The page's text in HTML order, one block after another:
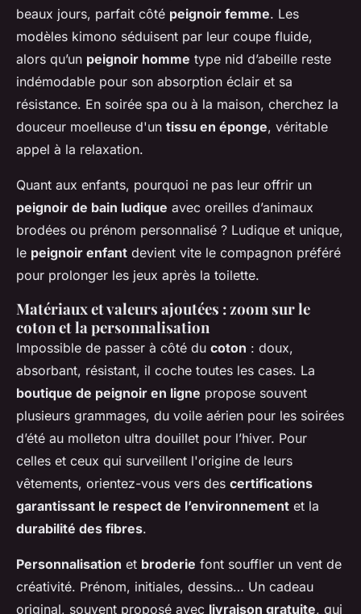
beaux jours, parfait côté peignoir femme. Les
modèles kimono séduisent par leur coupe fluide,
alors qu’un peignoir homme type nid d’abeille reste
indémodable pour son absorption éclair et sa
résistance. En soirée spa ou à la maison, cherchez la
douceur moelleuse d'un tissu en éponge, véritable
appel à la relaxation.
Quant aux enfants, pourquoi ne pas leur offrir un
peignoir de bain ludique avec oreilles d’animaux
brodées ou prénom personnalisé ? Ludique et unique,
le peignoir enfant devient vite le compagnon préféré
pour prolonger les jeux après la toilette.
Matériaux et valeurs ajoutées : zoom sur le
coton et la personnalisation
Impossible de passer à côté du coton : doux,
absorbant, résistant, il coche toutes les cases. La
boutique de peignoir en ligne propose souvent
plusieurs grammages, du voile aérien pour les soirées
d’été au molleton ultra douillet pour l’hiver. Pour
celles et ceux qui surveillent l'origine de leurs
vêtements, orientez-vous vers des certifications
garantissant le respect de l’environnement et la
durabilité des fibres.
Personnalisation et broderie font souffler un vent de
créativité. Prénom, initiales, dessins… Un cadeau
original, souvent proposé avec livraison gratuite, qui